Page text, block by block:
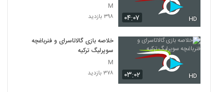
۰۴:۰۷ HD
M
۳۹۸ بازدید
۰۳:۰۲ HD
خلاصه بازی گالاتاسرای و فنرباغچه
سوپرلیگ ترکیه
M
۳۷۸ بازدید